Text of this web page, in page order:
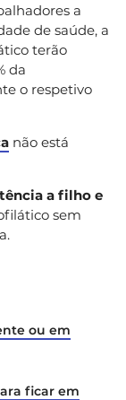
a
de saúde, a
terão
da
o respetivo
não está
a filho e
sem
ou em
ficar em